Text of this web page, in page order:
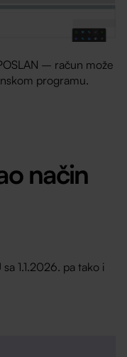
– račun može
programu.
način
1.1.2026. pa tako i